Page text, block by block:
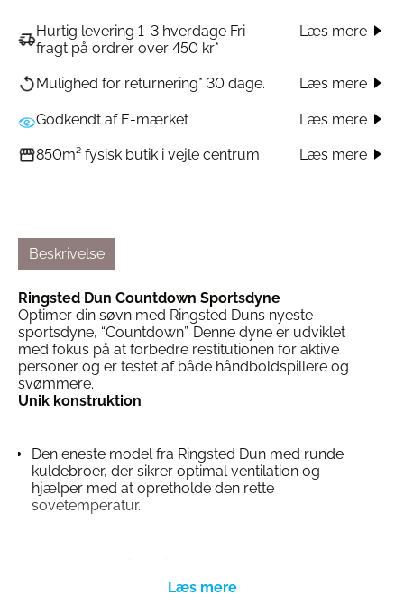
Hurtig levering 1-3 hverdage Fri
fragt på ordrer over 450 kr*
Læs mere
Mulighed for returnering* 30 dage. Læs mere
Godkendt af E-mærket Læs mere
850m² fysisk butik i vejle centrum Læs mere
Beskrivelse
Ringsted Dun Countdown Sportsdyne
Optimer din søvn med Ringsted Duns nyeste
sportsdyne, “Countdown”. Denne dyne er udviklet
med fokus på at forbedre restitutionen for aktive
personer og er testet af både håndboldspillere og
svømmere.
Unik konstruktion
Den eneste model fra Ringsted Dun med runde
kuldebroer, der sikrer optimal ventilation og
hjælper med at opretholde den rette
sovetemperatur.